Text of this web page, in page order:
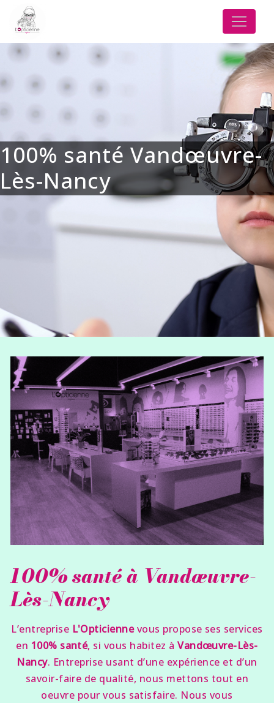
Panneau de gestion des cookies
100% santé Vandœuvre-
Lès-Nancy
100% santé à Vandœuvre-
Lès-Nancy
L’entreprise L'Opticiennevous propose ses services
en 100% santé, si vous habitez àVandœuvre-Lès-
Nancy. Entreprise usant d’une expérience et d’un
savoir-faire de qualité, nous mettons tout en
oeuvre pour vous satisfaire. Nous vous